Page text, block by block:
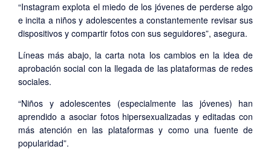
“Instagram explota el miedo de los jóvenes de perderse algo
e incita a niños y adolescentes a constantemente revisar sus
dispositivos y compartir fotos con sus seguidores”, asegura.
Líneas más abajo, la carta nota los cambios en la idea de
aprobación social con la llegada de las plataformas de redes
sociales.
“Niños y adolescentes (especialmente las jóvenes) han
aprendido a asociar fotos hipersexualizadas y editadas con
más atención en las plataformas y como una fuente de
popularidad”.